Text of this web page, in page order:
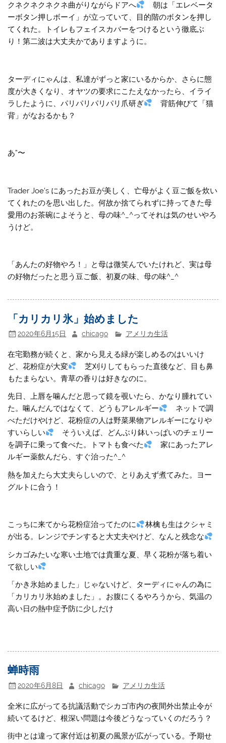
クネクネクネクネ曲がりながらドアへ
朝は「エレベータ
ーボタン押しボーイ」が立っていて、目的階のボタンを押し
てくれた。トイレもフェイスカバーをつけるという徹底ぶ
り！第二波は大丈夫かでありますように。
ターディにゃんは、私達がずっと家にいるからか、さらに態
度が大きくなり、オヤツの要求にこたえなかったら、イライ
ラしたように、パリパリパリパリ爪研ぎ
背筋伸びて「猫
背」がなおるかも？
あ”〜
Trader Joe’s にあったお豆が美しく、亡母がよく豆ご飯を炊い
てくれたのを思い出した。何故か捨てられずに持ってきた母
愛用のお茶碗によそうと、母の味^_^ってそれは気のせいやろ
うけど。
「あんたの好物やろ！」と母は微笑んでいたけれど、実は母
の好物だったと思う豆ご飯、初夏の味、母の味^_^
「カリカリ氷」始めました
2020年6月15日 chicago アメリカ生活
在宅勤務が続くと、家から見える緑が楽しめるのはいいけ
ど、花粉症が大変
芝刈りしてもらった直後など、目も鼻
もたまらない。青草の香りは好きなのに。
先日、上唇を噛んだと思って鏡を覗いたら、かなり腫れてい
た。噛んだんではなくて、どうもアレルギー
ネットで調
べただけやけど、花粉症の人は野菜果物アレルギーになりや
すいらしい
そういえば、どんぶり鉢いっぱいのチェリー
を調子に乗って食べた。トマトも食べた
家にあったアレ
ルギー薬飲んだら、すぐ治った^_^
熱を加えたら大丈夫らしいので、とりあえず煮てみた。ヨー
グルトに合う！
こっちに来てから花粉症治ってたのに
林檎も生はクシャミ
が出る。レンジでチンすると大丈夫やけど、なんと残念な
シカゴみたいな寒い土地では貴重な夏、早く花粉が落ち着い
て欲しい
「かき氷始めました」じゃないけど、ターディにゃんの為に
「カリカリ氷始めました」。お腹にくるやろうから、気温の
高い日の熱中症予防に少しだけ
蝉時雨
2020年6月8日 chicago アメリカ生活
全米に広がってる抗議活動でシカゴ市内の夜間外出禁止令が
続いてるけど、根深い問題は今後どうなっていくのだろう？
街中とは違って家付近は初夏の風景が広がっている。予期せ